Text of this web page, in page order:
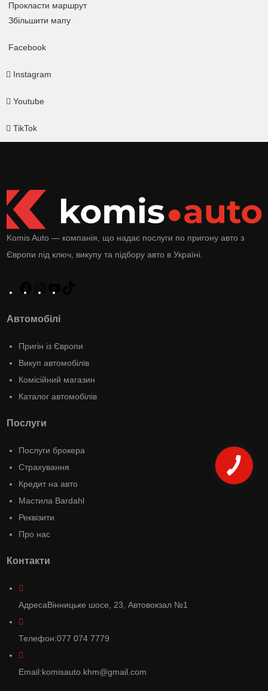
Прокласти маршрут
Збільшити мапу
Facebook
Instagram
Youtube
TikTok
Komis Auto — компанія, що надає послуги по пригону авто з
Європи під ключ, викупу та підбору авто в Україні.
Автомобілі
Пригін із Європи
Викуп автомобілів
Комісійний магазин
Каталог автомобілів
Послуги
Послуги брокера
Страхування
Кредит на авто
Мастила Bardahl
Реквізити
Про нас
Контакти
АдресаВінницьке шосе, 23, Автовокзал №1
Телефон:077 074 7779
Email:komisauto.khm@gmail.com